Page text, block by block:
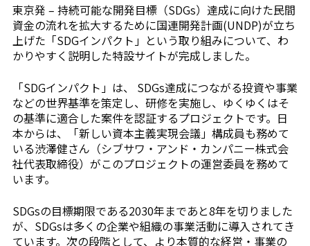
東京発 – 持続可能な開発目標（SDGs）達成に向けた民間
資金の流れを拡大するために国連開発計画(UNDP)が立ち
上げた「SDGインパクト」という取り組みについて、わ
かりやすく説明した特設サイトが完成しました。
「SDGインパクト」は、 SDGs達成につながる投資や事業
などの世界基準を策定し、研修を実施し、ゆくゆくはそ
の基準に適合した案件を認証するプロジェクトです。日
本からは、「新しい資本主義実現会議」構成員も務めて
いる渋澤健さん（シブサワ・アンド・カンパニー株式会
社代表取締役）がこのプロジェクトの運営委員を務めて
います。
SDGsの目標期限である2030年まであと8年を切りました
が、SDGsは多くの企業や組織の事業活動に導入されてき
ています。次の段階として、より本質的な経営・事業の